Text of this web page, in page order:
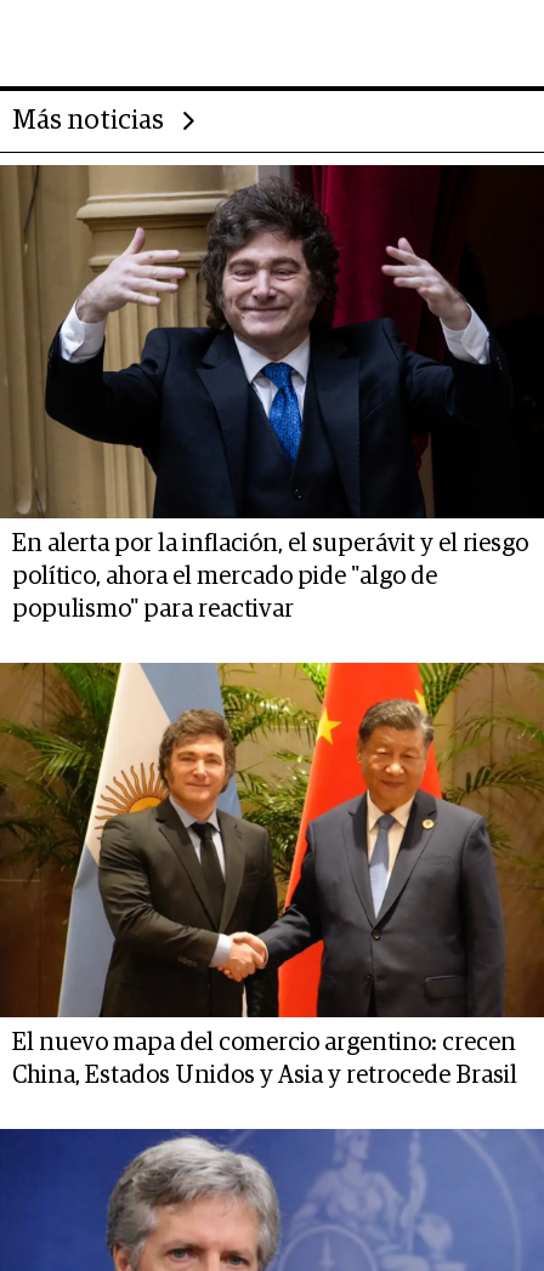
Más noticias
En alerta por la inflación, el superávit y el riesgo
político, ahora el mercado pide "algo de
populismo" para reactivar
El nuevo mapa del comercio argentino: crecen
China, Estados Unidos y Asia y retrocede Brasil